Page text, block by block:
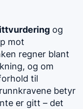
og
mot
regner blant
og om
til
betyr
er gitt – det